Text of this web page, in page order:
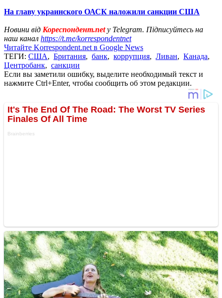
На главу украинского ОАСК наложили санкции США
Новини від Кореспондент.netу Telegram. Підписуйтесь на
наш канал https://t.me/korrespondentnet
Читайте Korrespondent.net в Google News
ТЕГИ: США, Британия, банк, коррупция, Ливан, Канада,
Центробанк, санкции
Если вы заметили ошибку, выделите необходимый текст и
нажмите Ctrl+Enter, чтобы сообщить об этом редакции.